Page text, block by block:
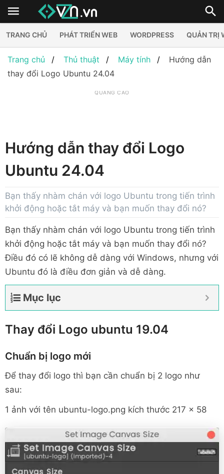
TRANG CHỦ PHÁT TRIỂN WEB WORDPRESS QUẢN TRỊ
Trang chủ Thủ thuật Máy tính
Hướng dẫn
thay đổi Logo Ubuntu 24.04
QUẢNG CÁO
Hướng dẫn thay đổi Logo
Ubuntu 24.04
Bạn thấy nhàm chán với logo Ubuntu trong tiến trình
khởi động hoặc tắt máy và bạn muốn thay đổi nó?
Bạn thấy nhàm chán với logo Ubuntu trong tiến trình
khởi động hoặc tắt máy và bạn muốn thay đổi nó?
Điều đó có lẽ không dễ dàng với Windows, nhưng với
Ubuntu đó là điều đơn giản và dễ dàng.
Mục lục
Thay đổi Logo ubuntu 19.04
Chuẩn bị logo mới
Để thay đổi logo thì bạn cần chuẩn bị 2 logo như
sau:
1 ảnh với tên ubuntu-logo.png kích thước 217 x 58